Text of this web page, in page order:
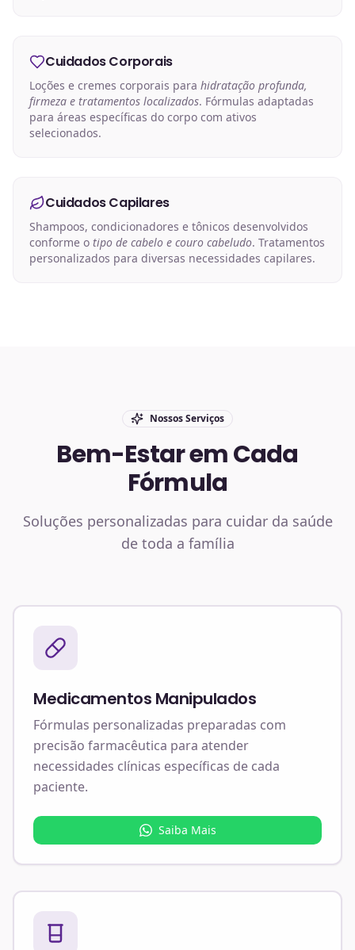
Cuidados Corporais
Loções e cremes corporais para hidratação profunda,
firmeza e tratamentos localizados. Fórmulas adaptadas
para áreas específicas do corpo com ativos
selecionados.
Cuidados Capilares
Shampoos, condicionadores e tônicos desenvolvidos
conforme o tipo de cabelo e couro cabeludo. Tratamentos
personalizados para diversas necessidades capilares.
Nossos Serviços
Bem-Estar em Cada
Fórmula
Soluções personalizadas para cuidar da saúde
de toda a família
Medicamentos Manipulados
Fórmulas personalizadas preparadas com
precisão farmacêutica para atender
necessidades clínicas específicas de cada
paciente.
Saiba Mais